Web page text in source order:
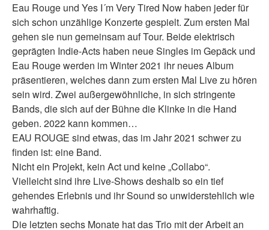
Eau Rouge und Yes I´m Very Tired Now haben jeder für
sich schon unzählige Konzerte gespielt. Zum ersten Mal
gehen sie nun gemeinsam auf Tour. Beide elektrisch
geprägten Indie-Acts haben neue Singles im Gepäck und
Eau Rouge werden im Winter 2021 ihr neues Album
präsentieren, welches dann zum ersten Mal Live zu hören
sein wird. Zwei außergewöhnliche, in sich stringente
Bands, die sich auf der Bühne die Klinke in die Hand
geben. 2022 kann kommen…
EAU ROUGE sind etwas, das im Jahr 2021 schwer zu
finden ist: eine Band.
Nicht ein Projekt, kein Act und keine „Collabo“.
Vielleicht sind ihre Live-Shows deshalb so ein tief
gehendes Erlebnis und ihr Sound so unwiderstehlich wie
wahrhaftig.
Die letzten sechs Monate hat das Trio mit der Arbeit an